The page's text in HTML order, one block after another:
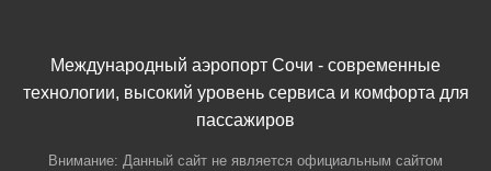
Международный аэропорт Сочи - современные
технологии, высокий уровень сервиса и комфорта для
пассажиров
Внимание: Данный сайт не является официальным сайтом